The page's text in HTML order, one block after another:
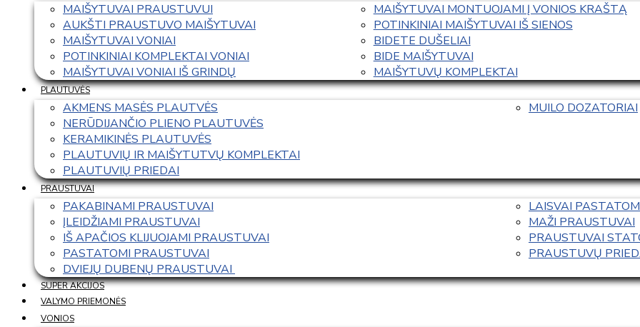
MAIŠYTUVAI PRAUSTUVUI
AUKŠTI PRAUSTUVO MAIŠYTUVAI
MAIŠYTUVAI VONIAI
POTINKINIAI KOMPLEKTAI VONIAI
MAIŠYTUVAI VONIAI IŠ GRINDŲ
MAIŠYTUVAI MONTUOJAMI Į VONIOS KRAŠTĄ
POTINKINIAI MAIŠYTUVAI IŠ SIENOS
BIDETE DUŠELIAI
BIDE MAIŠYTUVAI
MAIŠYTUVŲ KOMPLEKTAI
PLAUTUVĖS
AKMENS MASĖS PLAUTVĖS
NERŪDIJANČIO PLIENO PLAUTUVĖS
KERAMIKINĖS PLAUTUVĖS
PLAUTUVIŲ IR MAIŠYTUTVŲ KOMPLEKTAI
PLAUTUVIŲ PRIEDAI
MUILO DOZATORIAI
PRAUSTUVAI
PAKABINAMI PRAUSTUVAI
ĮLEIDŽIAMI PRAUSTUVAI
IŠ APAČIOS KLIJUOJAMI PRAUSTUVAI
PASTATOMI PRAUSTUVAI
DVIEJŲ DUBENŲ PRAUSTUVAI
LAISVAI
MAŽI PRAUSTUVAI
PRAUSTUVAI
PRAUSTUVŲ
SUPER AKCIJOS
VALYMO PRIEMONĖS
VONIOS